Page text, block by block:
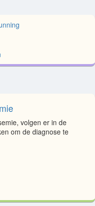
volgen er in de
om de diagnose te